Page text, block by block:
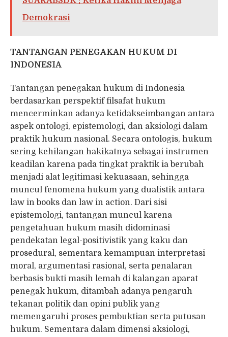
Demokrasi
TANTANGAN PENEGAKAN HUKUM DI
INDONESIA
Tantangan penegakan hukum di Indonesia
berdasarkan perspektif filsafat hukum
mencerminkan adanya ketidakseimbangan antara
aspek ontologi, epistemologi, dan aksiologi dalam
praktik hukum nasional. Secara ontologis, hukum
sering kehilangan hakikatnya sebagai instrumen
keadilan karena pada tingkat praktik ia berubah
menjadi alat legitimasi kekuasaan, sehingga
muncul fenomena hukum yang dualistik antara
law in books dan law in action. Dari sisi
epistemologi, tantangan muncul karena
pengetahuan hukum masih didominasi
pendekatan legal-positivistik yang kaku dan
prosedural, sementara kemampuan interpretasi
moral, argumentasi rasional, serta penalaran
berbasis bukti masih lemah di kalangan aparat
penegak hukum, ditambah adanya pengaruh
tekanan politik dan opini publik yang
memengaruhi proses pembuktian serta putusan
hukum. Sementara dalam dimensi aksiologi,